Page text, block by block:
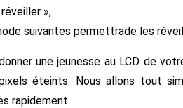
»,
suivantes permettrade les
une jeunesse au LCD de
éteints. Nous allons tout
rapidement.